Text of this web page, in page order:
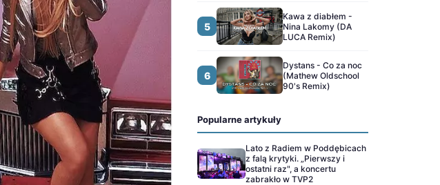
5
Kawa z diabłem -
Nina Lakomy (DA
LUCA Remix)
6
Dystans - Co za noc
(Mathew Oldschool
90's Remix)
Popularne artykuły
Lato z Radiem w Poddębicach
z falą krytyki. „Pierwszy i
ostatni raz", a koncertu
zabrakło w TVP2